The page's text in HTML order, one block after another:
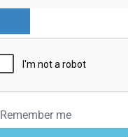
Remember me